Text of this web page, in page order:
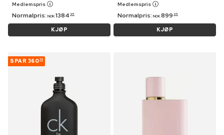
Medlemspris
Normalpris: NOK 1384 95
KJØP
Medlemspris
Normalpris: NOK 899 95
KJØP
SPAR 36070